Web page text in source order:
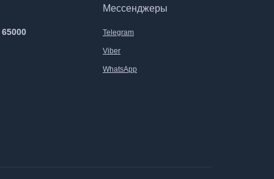
Мессенджеры
Telegram
Viber
WhatsApp